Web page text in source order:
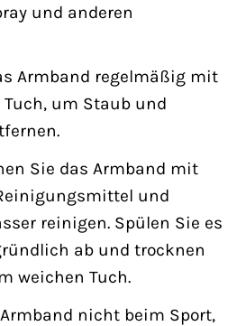
und anderen
Armband regelmäßig mit
um Staub und
Sie das Armband mit
und
reinigen. Spülen Sie es
ab und trocknen
weichen Tuch.
nicht beim Sport,